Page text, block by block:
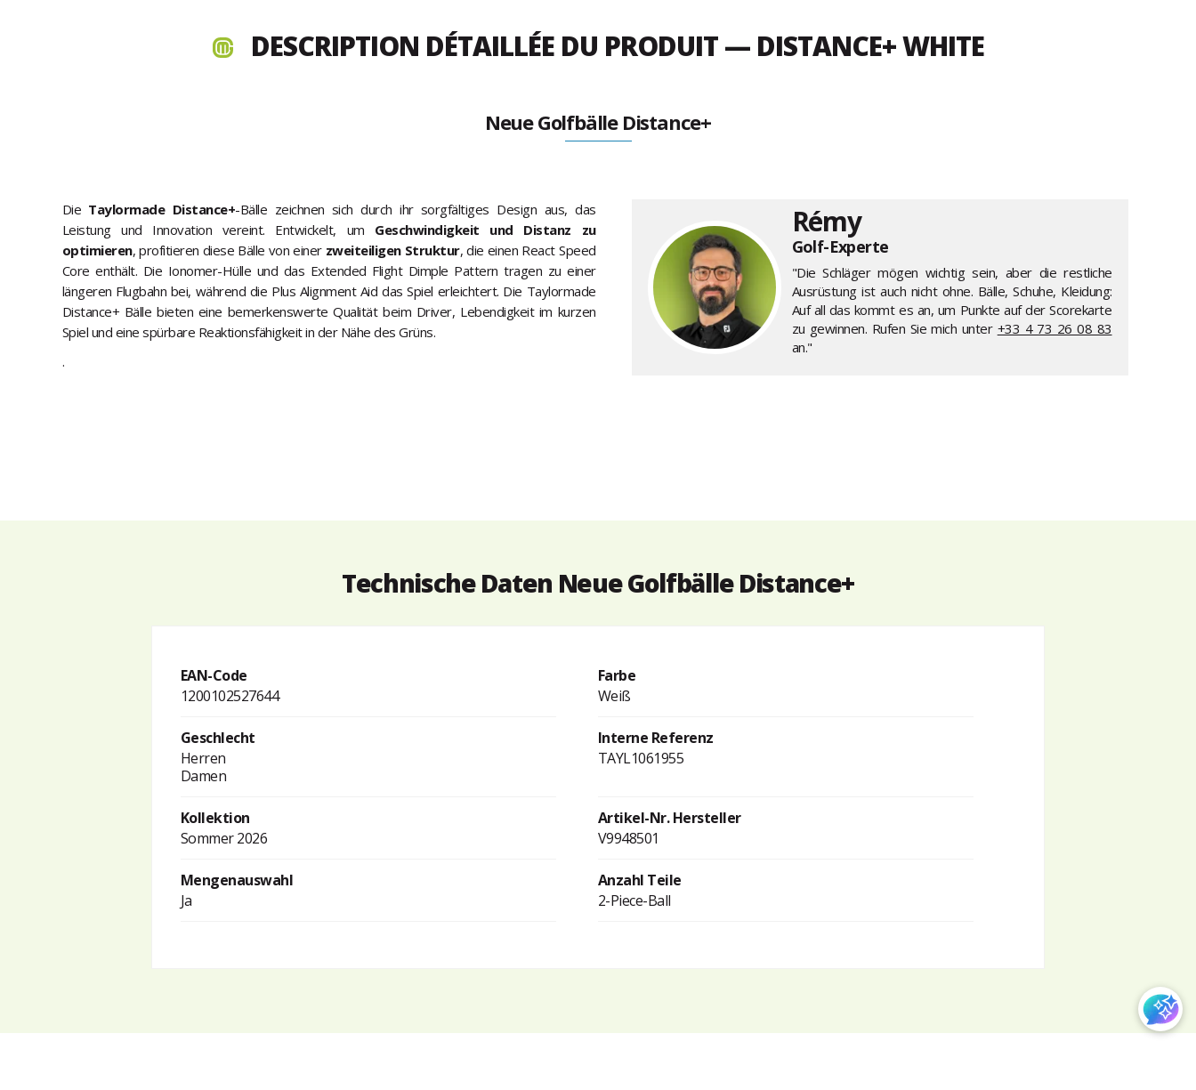
DESCRIPTION DÉTAILLÉE DU PRODUIT — DISTANCE+ WHITE
Neue Golfbälle Distance+
Die Taylormade Distance+-Bälle zeichnen sich durch ihr sorgfältiges Design aus, das
Leistung und Innovation vereint. Entwickelt, um Geschwindigkeit und Distanz zu
optimieren, profitieren diese Bälle von einer zweiteiligen Struktur, die einen React Speed
Core enthält. Die Ionomer-Hülle und das Extended Flight Dimple Pattern tragen zu einer
längeren Flugbahn bei, während die Plus Alignment Aid das Spiel erleichtert. Die Taylormade
Distance+ Bälle bieten eine bemerkenswerte Qualität beim Driver, Lebendigkeit im kurzen
Spiel und eine spürbare Reaktionsfähigkeit in der Nähe des Grüns.
.
Rémy
Golf-Experte
"Die Schläger mögen wichtig sein, aber die restliche
Ausrüstung ist auch nicht ohne. Bälle, Schuhe, Kleidung:
Auf all das kommt es an, um Punkte auf der Scorekarte
zu gewinnen. Rufen Sie mich unter +33 4 73 26 08 83
an."
Technische Daten Neue Golfbälle Distance+
EAN-Code
1200102527644
Farbe
Weiß
Geschlecht
Herren
Damen
Interne Referenz
TAYL1061955
Kollektion
Sommer 2026
Artikel-Nr. Hersteller
V9948501
Mengenauswahl
Ja
Anzahl Teile
2-Piece-Ball